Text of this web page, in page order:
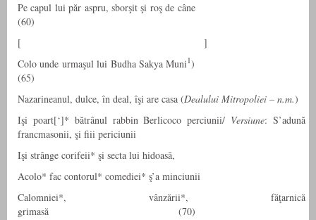
Pe capul lui păr aspru, sborşit şi roş de câne
(60)
[ ]
Colo unde urmaşul lui Budha Sakya Muni 1)
(65)
Nazarineanul, dulce, în deal, îşi are casa (Dealului Mitropoliei – n.m.)
Işi poart[‘]* bătrânul rabbin Berlicoco perciunii/ Versiune: S’adună
francmasonii, şi fiii periciunii
Işi strânge corifeii* şi secta lui hidoasă,
Acolo* fac contorul* comediei* ş’a minciunii
Calomniei*, vânzării*, făţarnică
grimasă (70)